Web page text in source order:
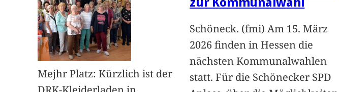
Mejhr Platz: Kürzlich ist der
Schöneck. (fmi) Am 15. März
2026 finden in Hessen die
nächsten Kommunalwahlen
statt. Für die Schönecker SPD